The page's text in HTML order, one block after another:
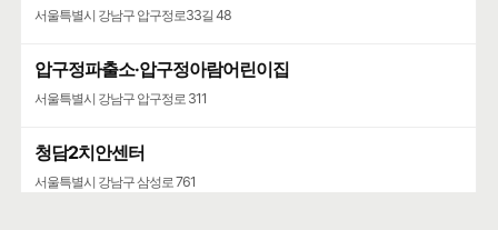
서울특별시 강남구 압구정로33길 48
압구정파출소·압구정아람어린이집
서울특별시 강남구 압구정로 311
청담2치안센터
서울특별시 강남구 삼성로 761